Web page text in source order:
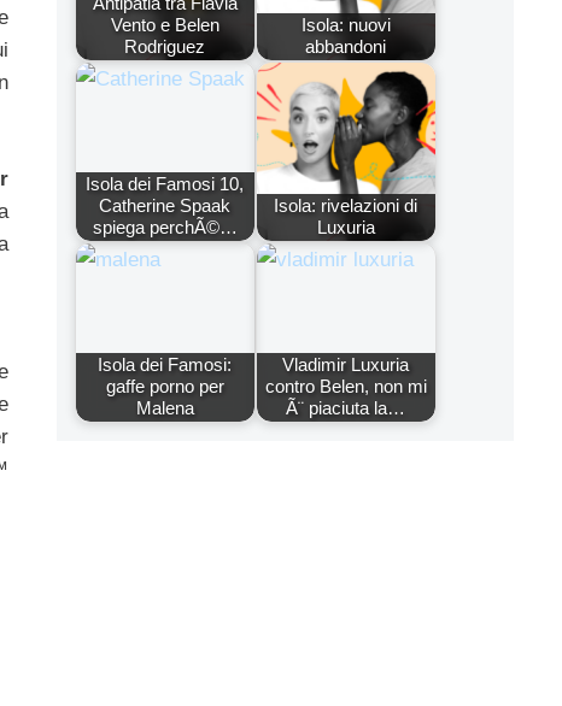
Vento e Belen
Rodriguez
Isola: nuovi
abbandoni
Isola dei Famosi 10,
Catherine Spaak
spiega perchÃ©…
Isola: rivelazioni di
Luxuria
Isola dei Famosi:
gaffe porno per
Malena
Vladimir Luxuria
contro Belen, non mi
Ã¨ piaciuta la…